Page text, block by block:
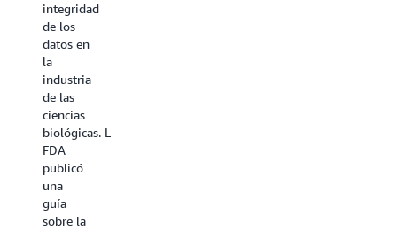
integridad
de los
datos en
la
industria
de las
ciencias
biológicas. La
FDA
publicó
una
guía
sobre la